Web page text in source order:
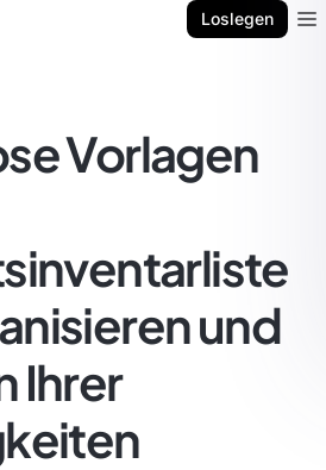
Loslegen
Vorlagen
und
Ihrer